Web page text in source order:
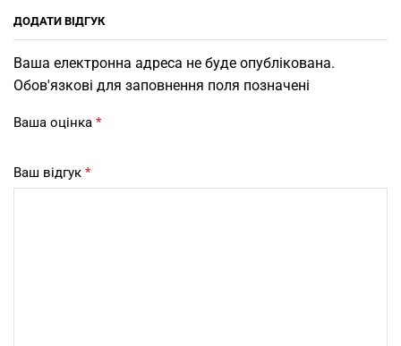
ДОДАТИ ВІДГУК
Ваша електронна адреса не буде опублікована.
Обов'язкові для заповнення поля позначені
Ваша оцінка *
Ваш відгук *